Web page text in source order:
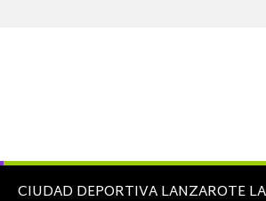
CIUDAD DEPORTIVA LANZAROTE